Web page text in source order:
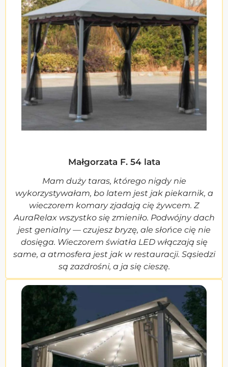
Małgorzata F. 54 lata
Mam duży taras, którego nigdy nie
wykorzystywałam, bo latem jest jak piekarnik, a
wieczorem komary zjadają cię żywcem. Z
AuraRelax wszystko się zmieniło. Podwójny dach
jest genialny — czujesz bryzę, ale słońce cię nie
dosięga. Wieczorem światła LED włączają się
same, a atmosfera jest jak w restauracji. Sąsiedzi
są zazdrośni, a ja się cieszę.